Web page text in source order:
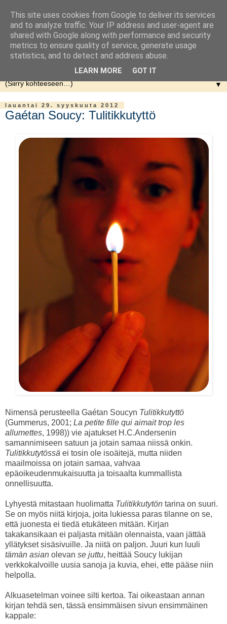
▼
lauantai 29. syyskuuta 2012
Gaétan Soucy: Tulitikkutyttö
Nimensä perusteella Gaétan Soucyn Tulitikkutyttö
(Gummerus, 2001; La petite fille qui aimait trop les
allumettes, 1998)) vie ajatukset H.C.Andersenin
samannimiseen satuun ja jotain samaa niissä onkin.
Tulitikkutytössä ei tosin ole isoäitejä, mutta niiden
maailmoissa on jotain samaa, vahvaa
epäoikeudenmukaisuutta ja toisaalta kummallista
onnellisuutta.
Lyhyestä mitastaan huolimatta Tulitikkutytön tarina on suuri.
Se on myös niitä kirjoja, joita lukiessa paras tilanne on se,
että juonesta ei tiedä etukäteen mitään. Kirjan
takakansikaan ei paljasta mitään olennaista, vaan jättää
yllätykset sisäsivuille. Ja niitä on paljon. Juuri kun luuli
tämän asian olevan se juttu, heittää Soucy lukijan
verkkokalvoille uusia sanoja ja kuvia, ehei, ette pääse niin
helpolla.
Alkuasetelman voinee silti kertoa. Tai oikeastaan annan
kirjan tehdä sen, tässä ensimmäisen sivun ensimmäinen
kappale:
This site uses cookies from Google to deliver its services
and to analyze traffic. Your IP address and user-agent are
shared with Google along with performance and security
metrics to ensure quality of service, generate usage
statistics, and to detect and address abuse.
LEARN MORE GOT IT